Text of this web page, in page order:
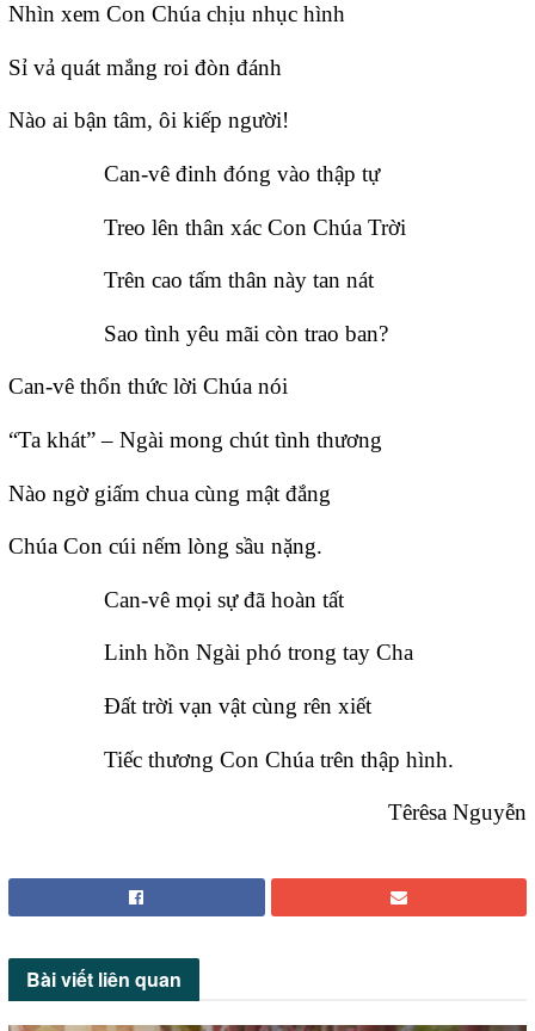
Nhìn xem Con Chúa chịu nhục hình
Sỉ vả quát mắng roi đòn đánh
Nào ai bận tâm, ôi kiếp người!
Can-vê đinh đóng vào thập tự
Treo lên thân xác Con Chúa Trời
Trên cao tấm thân này tan nát
Sao tình yêu mãi còn trao ban?
Can-vê thổn thức lời Chúa nói
“Ta khát” – Ngài mong chút tình thương
Nào ngờ giấm chua cùng mật đắng
Chúa Con cúi nếm lòng sầu nặng.
Can-vê mọi sự đã hoàn tất
Linh hồn Ngài phó trong tay Cha
Đất trời vạn vật cùng rên xiết
Tiếc thương Con Chúa trên thập hình.
Têrêsa Nguyễn
Bài viết liên quan